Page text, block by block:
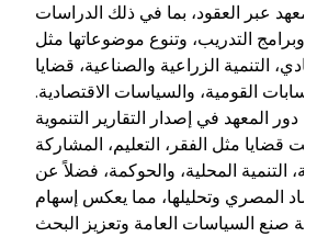
عبر العقود، بما في ذلك الدراسات
وبرامج التدريب، وتنوع موضوعاتها مثل
التنمية الزراعية والصناعية، قضايا
القومية، والسياسات الاقتصادية.
دور المعهد في إصدار التقارير التنموية
قضايا مثل الفقر، التعليم، المشاركة
التنمية المحلية، والحوكمة، فضلاً عن
المصري وتحليلها، مما يعكس إسهام
صنع السياسات العامة وتعزيز البحث